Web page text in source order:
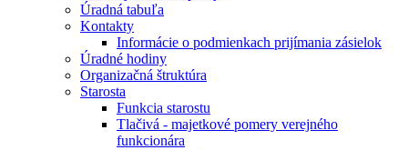
Úradná tabuľa
Kontakty
Informácie o podmienkach prijímania zásielok
Úradné hodiny
Organizačná štruktúra
Starosta
Funkcia starostu
Tlačivá - majetkové pomery verejného
funkcionára